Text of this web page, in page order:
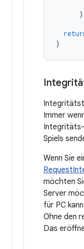
}
Immer
Integritäts-
Spiels
Wenn Sie
möchten
Server
für PC
Ohne den
Das